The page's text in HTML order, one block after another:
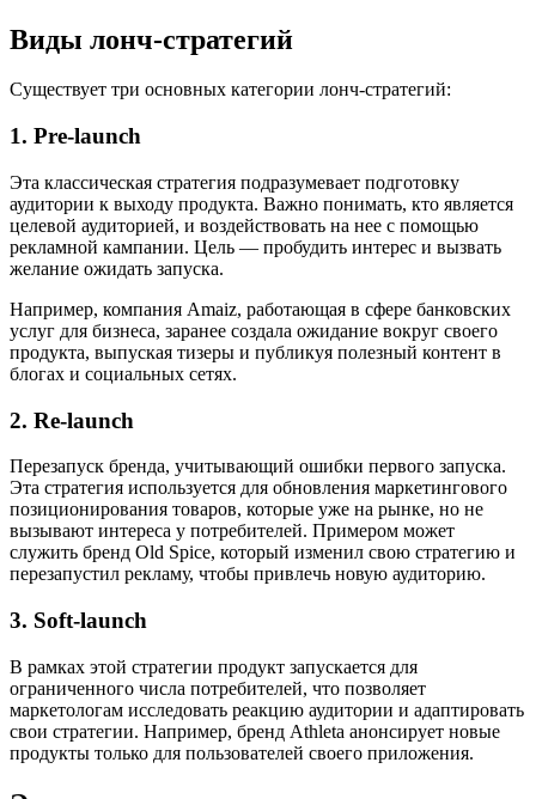
Виды лонч-стратегий
Существует три основных категории лонч-стратегий:
1. Pre-launch
Эта классическая стратегия подразумевает подготовку
аудитории к выходу продукта. Важно понимать, кто является
целевой аудиторией, и воздействовать на нее с помощью
рекламной кампании. Цель — пробудить интерес и вызвать
желание ожидать запуска.
Например, компания Amaiz, работающая в сфере банковских
услуг для бизнеса, заранее создала ожидание вокруг своего
продукта, выпуская тизеры и публикуя полезный контент в
блогах и социальных сетях.
2. Re-launch
Перезапуск бренда, учитывающий ошибки первого запуска.
Эта стратегия используется для обновления маркетингового
позиционирования товаров, которые уже на рынке, но не
вызывают интереса у потребителей. Примером может
служить бренд Old Spice, который изменил свою стратегию и
перезапустил рекламу, чтобы привлечь новую аудиторию.
3. Soft-launch
В рамках этой стратегии продукт запускается для
ограниченного числа потребителей, что позволяет
маркетологам исследовать реакцию аудитории и адаптировать
свои стратегии. Например, бренд Athleta анонсирует новые
продукты только для пользователей своего приложения.